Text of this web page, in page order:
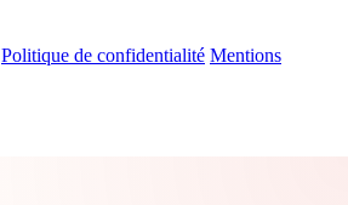
Politique de confidentialité Mentions